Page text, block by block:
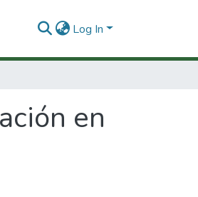
Log In
en